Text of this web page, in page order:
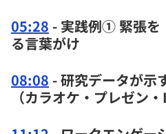
05:28 - 実践例① 緊張を
る言葉がけ
08:08 - 研究データが示
（カラオケ・プレゼン・